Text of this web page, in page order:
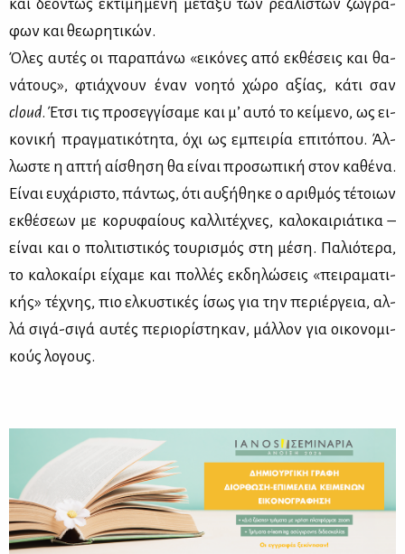
και δε­ό­ντως εκτι­μη­μέ­νη με­τα­ξύ των ρε­α­λι­στών ζω­γρά­
φων και θε­ω­ρη­τι­κών.
Όλες αυ­τές οι πα­ρα­πά­νω «ει­κό­νες από εκ­θέ­σεις και θα­
νά­τους», φτιά­χνουν έναν νοη­τό χώ­ρο αξί­ας, κά­τι σαν
cloud. Έτσι τις προ­σεγ­γί­σα­με και μ’ αυ­τό το κεί­με­νο, ως ει­
κο­νι­κή πραγ­μα­τι­κό­τη­τα, όχι ως εμπει­ρία επι­τό­που. Άλ­
λω­στε η απτή αί­σθη­ση θα εί­ναι προ­σω­πι­κή στον κα­θέ­να.
Εί­ναι ευ­χά­ρι­στο, πά­ντως, ότι αυ­ξή­θη­κε ο αριθ­μός τέ­τοιων
εκ­θέ­σε­ων με κο­ρυ­φαί­ους καλ­λι­τέ­χνες, κα­λο­και­ριά­τι­κα –
εί­ναι και ο πο­λι­τι­στι­κός του­ρι­σμός στη μέ­ση. Πα­λιό­τε­ρα,
το κα­λο­καί­ρι εί­χα­με και πολ­λές εκ­δη­λώ­σεις «πει­ρα­μα­τι­
κής» τέ­χνης, πιο ελ­κυ­στι­κές ίσως για την πε­ριέρ­γεια, αλ­
λά σι­γά-σι­γά αυ­τές πε­ριο­ρί­στη­καν, μάλ­λον για οι­κο­νο­μι­
κούς λο­γους.